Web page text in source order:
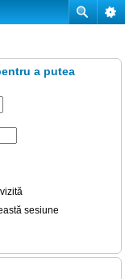
a putea
sesiune